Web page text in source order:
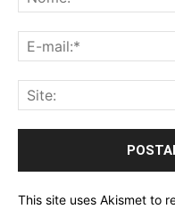
This site uses Akismet to